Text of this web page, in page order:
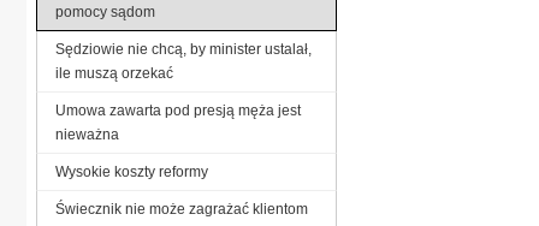
pomocy sądom
Sędziowie nie chcą, by minister ustalał,
ile muszą orzekać
Umowa zawarta pod presją męża jest
nieważna
Wysokie koszty reformy
Świecznik nie może zagrażać klientom